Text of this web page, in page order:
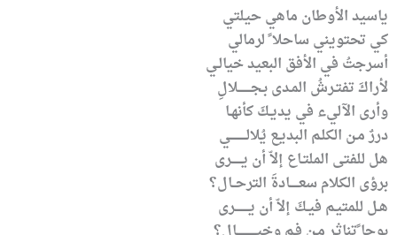
ياسيد الأوطان ماهي حيلتي
كي تحتويني ساحلا ً لرمالي
أسرجتُ في الأفق البعيد خيالـي
لأراكَ تفتـرشُ المـدى بـجـــــــلالِ
وأرى الآليء في يديـكَ كأنهـا
دررٌ مـن الكلـم البديـع يُلالـــــــــي
هل للفتى الملتـاع إلاّ أن يــــــرى
برؤى الكلام سعـــــادةَ الترحــال؟
هـل للمتيـم فيـكَ إلاّ أن يــــــــرى